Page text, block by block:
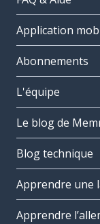
Application
Abonnements
L'équipe
Le blog de
Blog technique
Apprendre une
Apprendre